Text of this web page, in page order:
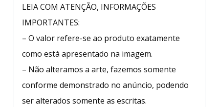
LEIA COM ATENÇÃO, INFORMAÇÕES
IMPORTANTES:
– O valor refere-se ao produto exatamente
como está apresentado na imagem.
– Não alteramos a arte, fazemos somente
conforme demonstrado no anúncio, podendo
ser alterados somente as escritas.